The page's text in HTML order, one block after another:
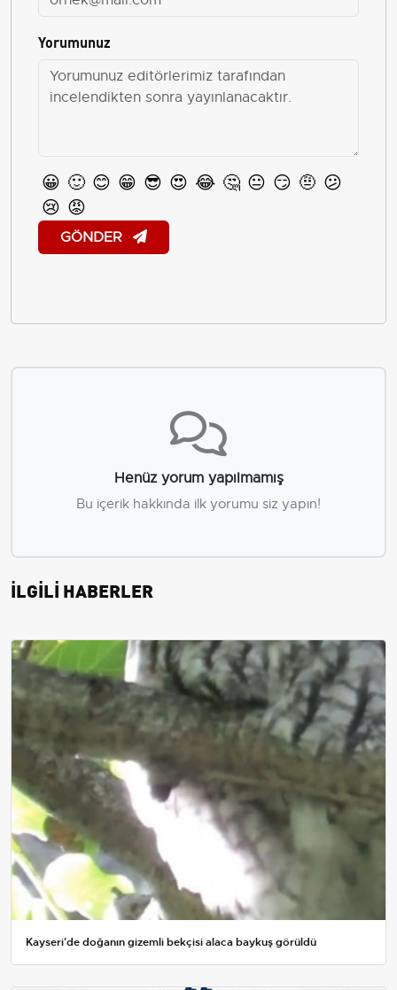
Yorumunuz
😀 🙂 😊 😁 😎 😍 😂 🤔 😐 😏 🤨 😕
😢 😡
GÖNDER
Henüz yorum yapılmamış
Bu içerik hakkında ilk yorumu siz yapın!
İLGİLİ HABERLER
Kayseri'de doğanın gizemli bekçisi alaca baykuş görüldü